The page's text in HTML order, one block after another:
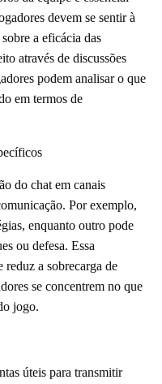
devem se sentir à
a eficácia das
através de discussões
podem analisar o que
em termos de
do chat em canais
Por exemplo,
enquanto outro pode
ou defesa. Essa
reduz a sobrecarga de
se concentrem no que
jogo.
úteis para transmitir